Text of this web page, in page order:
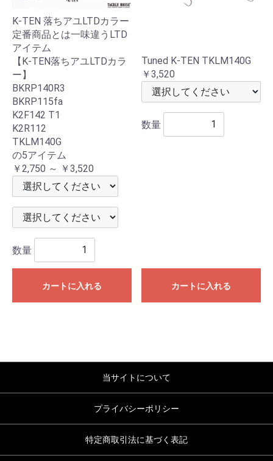
K-TEN 落ちアユLTDカラー
定番商品とは一味違うLTD
アイテム
【K-TEN落ちアユLTDカラ
ー】
BKRP140R3
BKRP115fa
K2F142 T1
K2R112
TKLM140G
の5アイテム
￥2,750 ～ ￥3,520
数量
カートに入れる
Tuned K-TEN TKLM140G
￥3,520
数量
カートに入れる
当サイトについて
プライバシーポリシー
特定商取引法に基づく表記